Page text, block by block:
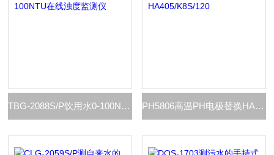
TBG-2088S/P饮用水0-100NTU在线浊度监测仪 PH5806高温PH电极替换HA405/K8S/120